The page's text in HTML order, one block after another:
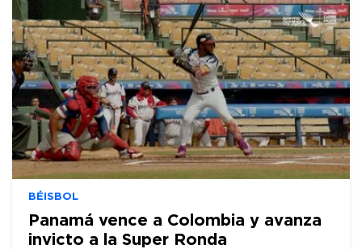
BÉISBOL
Panamá vence a Colombia y avanza
invicto a la Super Ronda